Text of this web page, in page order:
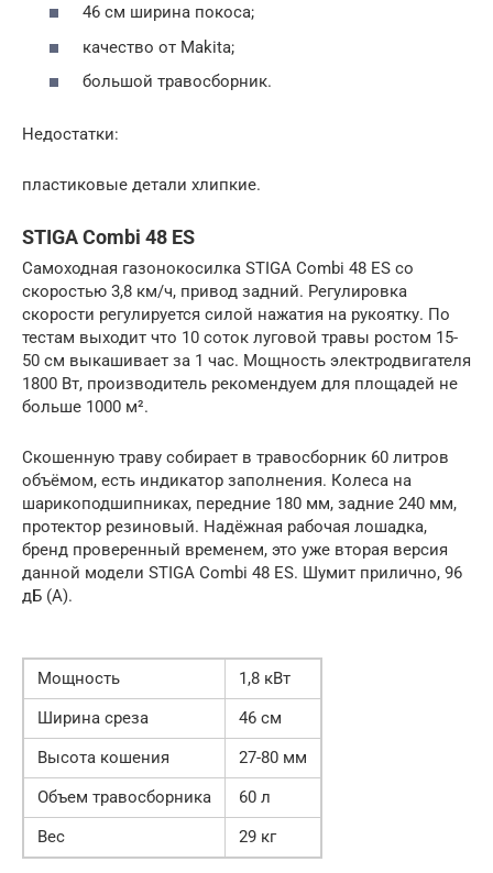
46 см ширина покоса;
качество от Makita;
большой травосборник.
Недостатки:
пластиковые детали хлипкие.
STIGA Combi 48 ES
Самоходная газонокосилка STIGA Combi 48 ES со
скоростью 3,8 км/ч, привод задний. Регулировка
скорости регулируется силой нажатия на рукоятку. По
тестам выходит что 10 соток луговой травы ростом 15-
50 см выкашивает за 1 час. Мощность электродвигателя
1800 Вт, производитель рекомендуем для площадей не
больше 1000 м².
Скошенную траву собирает в травосборник 60 литров
объёмом, есть индикатор заполнения. Колеса на
шарикоподшипниках, передние 180 мм, задние 240 мм,
протектор резиновый. Надёжная рабочая лошадка,
бренд проверенный временем, это уже вторая версия
данной модели STIGA Combi 48 ES. Шумит прилично, 96
дБ (A).
Мощность
1,8 кВт
Ширина среза
46 см
Высота кошения
27-80 мм
Объем травосборника
60 л
Вес
29 кг